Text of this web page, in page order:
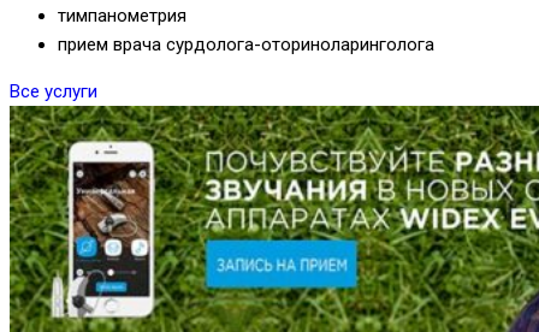
тимпанометрия
прием врача сурдолога-оториноларинголога
Все услуги